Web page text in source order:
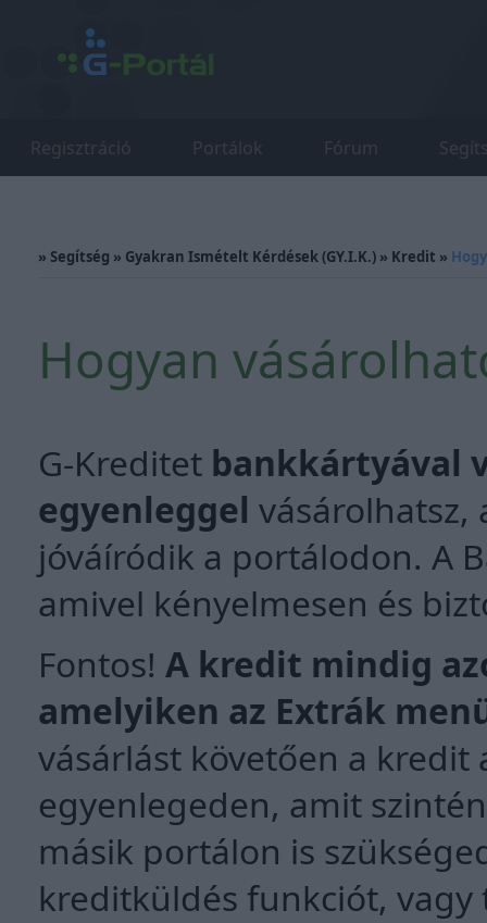
Regisztráció Portálok Fórum
» Segítség » Gyakran Ismételt Kérdések (GY.I.K.) » Kredit »
Hogyan
G-Kreditet bankkártyával
egyenleggel vásárolhatsz,
jóváíródik a portálodon. A
amivel kényelmesen és
Fontos! A kredit mindig
amelyiken az Extrák
vásárlást követően a
egyenlegeden, amit
másik portálon is
kreditküldés funkciót,